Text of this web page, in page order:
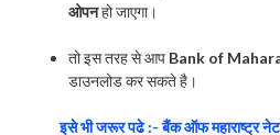
ओपनहो जाएगा।
तो इस तरह से आप Bank of
डाउनलोड कर सकते है।
इसे भी जरूर पढे :- बैंक ऑफ महाराष्ट्र